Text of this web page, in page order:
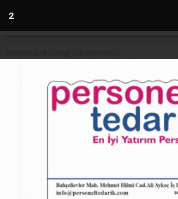
2
Anasayfa
MHP Kayseri'den
27.07.2024 - 09:18,
5278+ kez